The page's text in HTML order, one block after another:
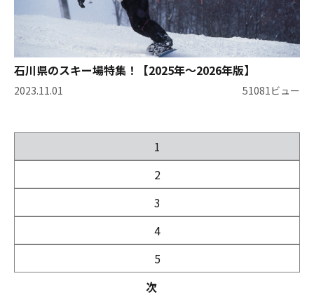
石川県のスキー場特集！【2025年～2026年版】
2023.11.01 51081ビュー
1
2
3
4
5
次